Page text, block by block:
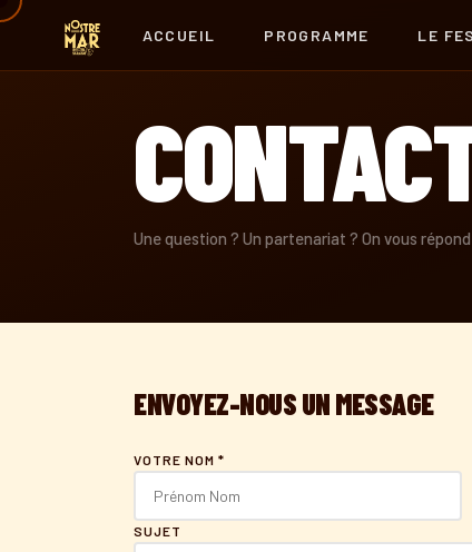
ACCUEIL PROGRAMME LE
Une question ? Un partenariat ? On vous
ENVOYEZ-NOUS UN MESSAGE
VOTRE NOM *
SUJET